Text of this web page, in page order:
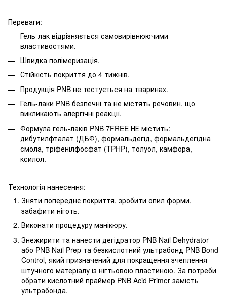
Переваги:
Гель-лак відрізняється самовирівнюючими
властивостями.
Швидка полімеризація.
Стійкість покриття до 4 тижнів.
Продукція PNB не тестується на тваринах.
Гель-лаки PNB безпечні та не містять речовин, що
викликають алергічні реакції.
Формула гель-лаків PNB 7FREE НЕ містить:
дибутилфталат (ДБФ), формальдегід, формальдегідна
смола, тріфенілфосфат (TPHP), толуол, камфора,
ксилол.
Технологія нанесення:
Зняти попереднє покриття, зробити опил форми,
забафити ніготь.
Виконати процедуру манікюру.
Знежирити та нанести дегідратор PNB Nail Dehydrator
або PNB Nail Prep та безкислотний ультрабонд PNB Bond
Control, який призначений для покращення зчеплення
штучного матеріалу із нігтьовою пластиною. За потреби
обрати кислотний праймер PNB Acid Primer замість
ультрабонда.